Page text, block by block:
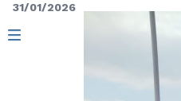
31/01/2026